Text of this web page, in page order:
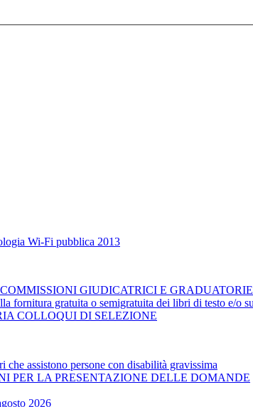
Wi-Fi pubblica 2013
GIUDICATRICI E
fornitura gratuita o semigratuita dei libri di testo e/o
COLLOQUI DI SELEZIONE
assistono persone con disabilità gravissima
PER LA PRESENTAZIONE DELLE DOMANDE
2026